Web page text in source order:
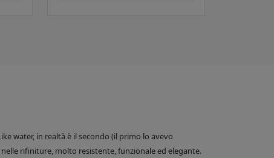
water, in realtà è il secondo (il primo lo avevo
rifiniture, molto resistente, funzionale ed elegante.